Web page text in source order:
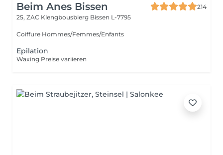
Beim Anes Bissen
214
25, ZAC Klengbousbierg Bissen L-7795
Coiffure Hommes/Femmes/Enfants
Epilation
Waxing Preise variieren